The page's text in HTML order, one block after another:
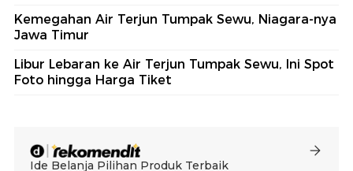
Kemegahan Air Terjun Tumpak Sewu, Niagara-nya
Jawa Timur
Libur Lebaran ke Air Terjun Tumpak Sewu, Ini Spot
Foto hingga Harga Tiket